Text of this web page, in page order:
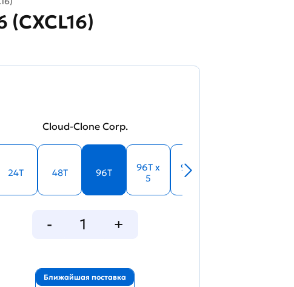
Cloud-Clone Corp.
24T 48T 96T
96T x
5
96T x
10
Ближайшая поставка